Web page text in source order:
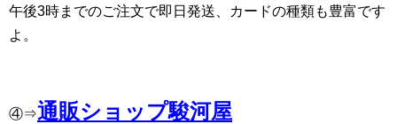
午後3時までのご注文で即日発送、カードの種類も豊富です
よ。
④⇒通販ショップ駿河屋